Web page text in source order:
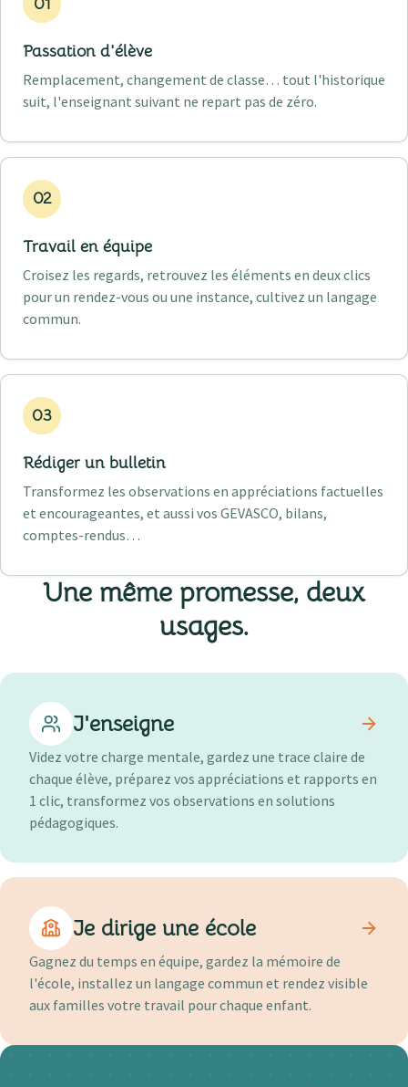
Passation d'élève
Remplacement, changement de classe… tout l'historique
suit, l'enseignant suivant ne repart pas de zéro.
02
Travail en équipe
Croisez les regards, retrouvez les éléments en deux clics
pour un rendez-vous ou une instance, cultivez un langage
commun.
03
Rédiger un bulletin
Transformez les observations en appréciations factuelles
et encourageantes, et aussi vos GEVASCO, bilans,
comptes-rendus…
Une même promesse, deux
usages.
J'enseigne
Videz votre charge mentale, gardez une trace claire de
chaque élève, préparez vos appréciations et rapports en
1 clic, transformez vos observations en solutions
pédagogiques.
Je dirige une école
Gagnez du temps en équipe, gardez la mémoire de
l'école, installez un langage commun et rendez visible
aux familles votre travail pour chaque enfant.